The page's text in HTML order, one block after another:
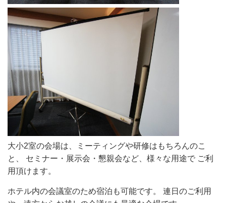
大小2室の会場は、ミーティングや研修はもちろんのこ
と、 セミナー・展示会・懇親会など、様々な用途で ご利
用頂けます。
ホテル内の会議室のため宿泊も可能です。 連日のご利用